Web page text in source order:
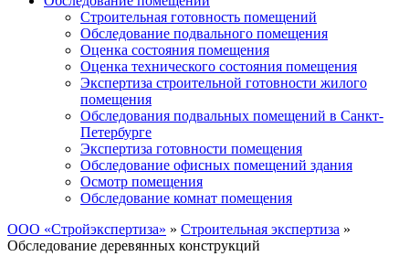
Строительная готовность помещений
Обследование подвального помещения
Оценка состояния помещения
Оценка технического состояния помещения
Экспертиза строительной готовности жилого
помещения
Обследования подвальных помещений в Санкт-
Петербурге
Экспертиза готовности помещения
Обследование офисных помещений здания
Осмотр помещения
Обследование комнат помещения
ООО «Стройэкспертиза» » Строительная экспертиза »
Обследование деревянных конструкций